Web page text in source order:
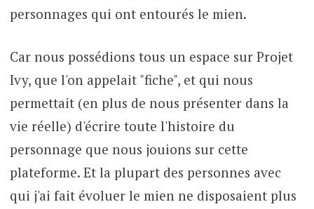
personnages qui ont entourés le mien.
Car nous possédions tous un espace sur Projet
Ivy, que l'on appelait "fiche", et qui nous
permettait (en plus de nous présenter dans la
vie réelle) d'écrire toute l'histoire du
personnage que nous jouions sur cette
plateforme. Et la plupart des personnes avec
qui j'ai fait évoluer le mien ne disposaient plus